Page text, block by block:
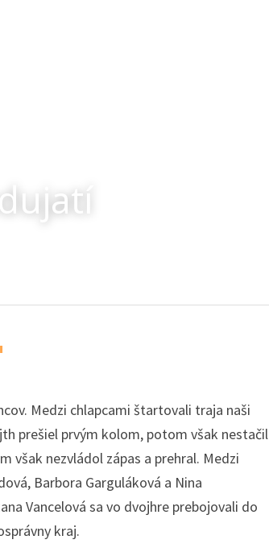
Medzi chlapcami štartovali traja naši
prešiel prvým kolom, potom však nestačil
však nezvládol zápas a prehral. Medzi
Barbora Garguláková a Nina
Vancelová sa vo dvojhre prebojovali do
kraj.